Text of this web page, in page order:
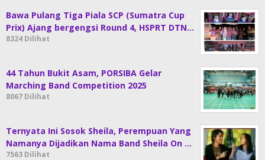
Bawa Pulang Tiga Piala SCP (Sumatra Cup
Prix) Ajang bergengsi Round 4, HSPRT DTN…
8324 Dilihat
44 Tahun Bukit Asam, PORSIBA Gelar
Marching Band Competition 2025
8067 Dilihat
Ternyata Ini Sosok Sheila, Perempuan Yang
Namanya Dijadikan Nama Band Sheila On …
7563 Dilihat